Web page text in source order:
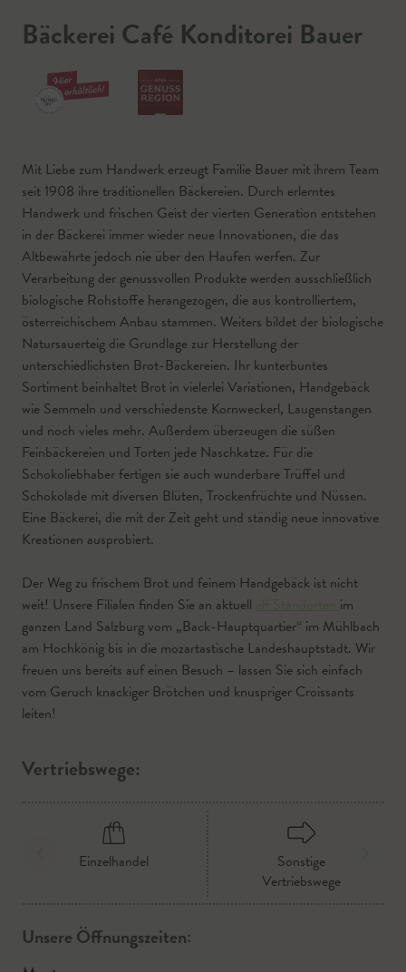
Bäckerei Café Konditorei Bauer
Mit Liebe zum Handwerk erzeugt Familie Bauer mit ihrem Team
seit 1908 ihre traditionellen Bäckereien. Durch erlerntes
Handwerk und frischen Geist der vierten Generation entstehen
in der Bäckerei immer wieder neue Innovationen, die das
Altbewährte jedoch nie über den Haufen werfen. Zur
Verarbeitung der genussvollen Produkte werden ausschließlich
biologische Rohstoffe herangezogen, die aus kontrolliertem,
österreichischem Anbau stammen. Weiters bildet der biologische
Natursauerteig die Grundlage zur Herstellung der
unterschiedlichsten Brot-Bäckereien. Ihr kunterbuntes
Sortiment beinhaltet Brot in vielerlei Variationen, Handgebäck
wie Semmeln und verschiedenste Kornweckerl, Laugenstangen
und noch vieles mehr. Außerdem überzeugen die süßen
Feinbäckereien und Torten jede Naschkatze. Für die
Schokoliebhaber fertigen sie auch wunderbare Trüffel und
Schokolade mit diversen Blüten, Trockenfrüchte und Nüssen.
Eine Bäckerei, die mit der Zeit geht und ständig neue innovative
Kreationen ausprobiert.
Der Weg zu frischem Brot und feinem Handgebäck ist nicht
weit! Unsere Filialen finden Sie an aktuell
im
ganzen Land Salzburg vom „Back-Hauptquartier“ im Mühlbach
am Hochkönig bis in die mozartastische Landeshauptstadt. Wir
freuen uns bereits auf einen Besuch – lassen Sie sich einfach
vom Geruch knackiger Brötchen und knuspriger Croissants
leiten!
Vertriebswege:
Einzelhandel
Sonstige
Vertriebswege
Unsere Öffnungszeiten: